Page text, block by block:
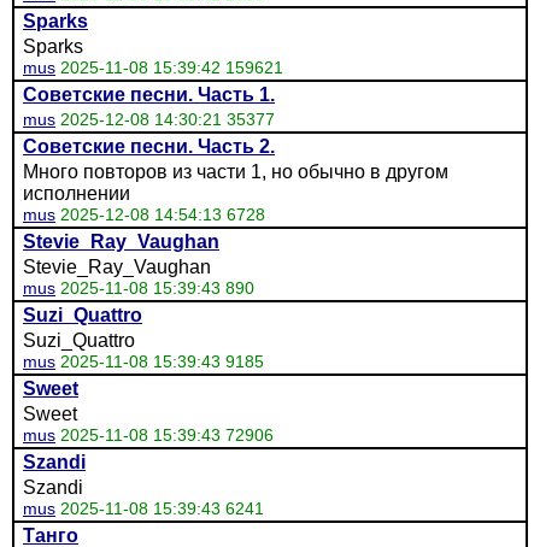
Sparks
Sparks
mus 2025-11-08 15:39:42 159621
Советские песни. Часть 1.
mus 2025-12-08 14:30:21 35377
Советские песни. Часть 2.
Много повторов из части 1, но обычно в другом
исполнении
mus 2025-12-08 14:54:13 6728
Stevie_Ray_Vaughan
Stevie_Ray_Vaughan
mus 2025-11-08 15:39:43 890
Suzi_Quattro
Suzi_Quattro
mus 2025-11-08 15:39:43 9185
Sweet
Sweet
mus 2025-11-08 15:39:43 72906
Szandi
Szandi
mus 2025-11-08 15:39:43 6241
Танго